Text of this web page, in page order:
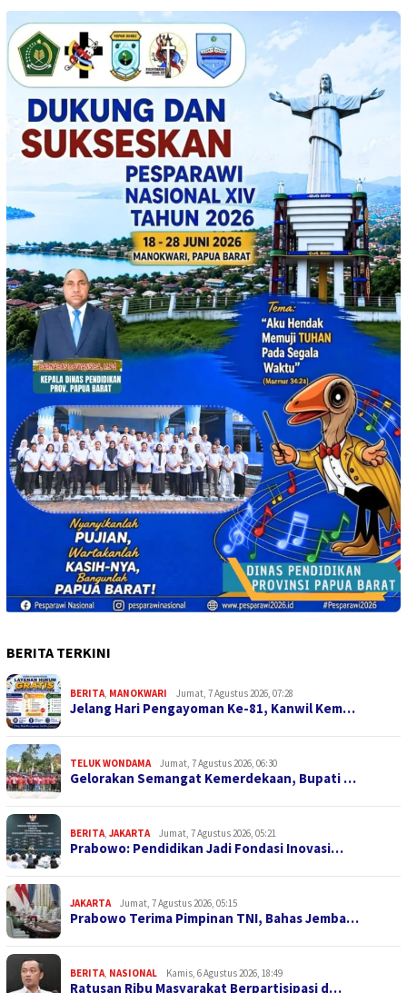
BERITA TERKINI
BERITA MANOKWARI Jumat, 7 Agustus 2026, 07:28
Jelang Hari Pengayoman Ke-81, Kanwil Kem…
TELUK WONDAMA Jumat, 7 Agustus 2026, 06:30
Gelorakan Semangat Kemerdekaan, Bupati …
BERITA JAKARTA Jumat, 7 Agustus 2026, 05:21
Prabowo: Pendidikan Jadi Fondasi Inovasi…
JAKARTA Jumat, 7 Agustus 2026, 05:15
Prabowo Terima Pimpinan TNI, Bahas Jemba…
BERITA NASIONAL Kamis, 6 Agustus 2026, 18:49
Ratusan Ribu Masyarakat Berpartisipasi d…